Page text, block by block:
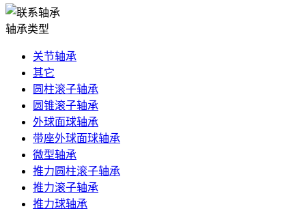
轴承类型
关节轴承
其它
圆柱滚子轴承
圆锥滚子轴承
外球面球轴承
带座外球面球轴承
微型轴承
推力圆柱滚子轴承
推力滚子轴承
推力球轴承